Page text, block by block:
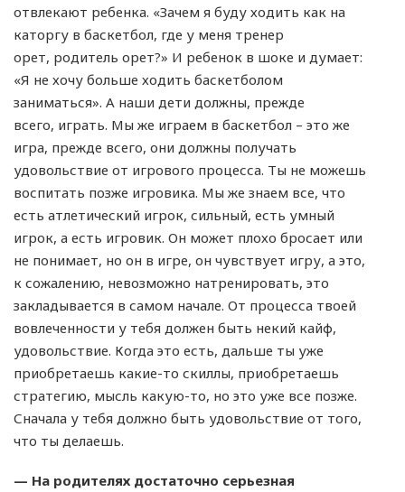
отвлекают ребенка. «Зачем я буду ходить как на
каторгу в баскетбол, где у меня тренер
орет, родитель орет?» И ребенок в шоке и думает:
«Я не хочу больше ходить баскетболом
заниматься». А наши дети должны, прежде
всего, играть. Мы же играем в баскетбол – это же
игра, прежде всего, они должны получать
удовольствие от игрового процесса. Ты не можешь
воспитать позже игровика. Мы же знаем все, что
есть атлетический игрок, сильный, есть умный
игрок, а есть игровик. Он может плохо бросает или
не понимает, но он в игре, он чувствует игру, а это,
к сожалению, невозможно натренировать, это
закладывается в самом начале. От процесса твоей
вовлеченности у тебя должен быть некий кайф,
удовольствие. Когда это есть, дальше ты уже
приобретаешь какие-то скиллы, приобретаешь
стратегию, мысль какую-то, но это уже все позже.
Сначала у тебя должно быть удовольствие от того,
что ты делаешь.
— На родителях достаточно серьезная